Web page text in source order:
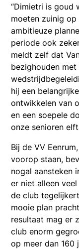
“Dimietri is goud
moeten zuinig op
ambitieuze
periode ook
meldt zelf dat
bezighouden
hij een
ontwikkelen van
en een soepele
onze senioren
Bij de VV
voorop staan,
nogal aansteken
er niet alleen
de club
mooie plan
resultaat mag er
club enorm
op meer dan 160